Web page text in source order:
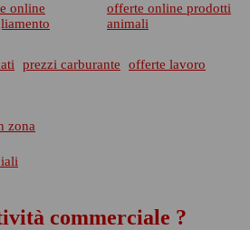
online
offerte online prodotti
animali
prezzi carburante
offerte lavoro
zona
commerciale ?